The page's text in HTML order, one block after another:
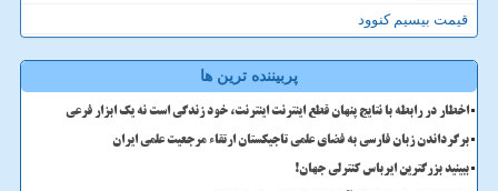
قیمت بیسیم کنوود
پربیننده ترین ها
اخطار در رابطه با نتایج پنهان قطع اینترنت اینترنت، خود زندگی است نه یک ابزار فرعی
برگرداندن زبان فارسی به فضای علمی تاجیکستان ارتقاء مرجعیت علمی ایران
ببینید بزرگترین ایرباس کنترلی جهان!